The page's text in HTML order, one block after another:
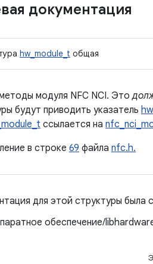
документация
hw_module_t общая
модуля NFC NCI. Это
будут приводить указатель
ссылается на
в строке 69 файла nfc.h.
для этой структуры была
обеспечение/